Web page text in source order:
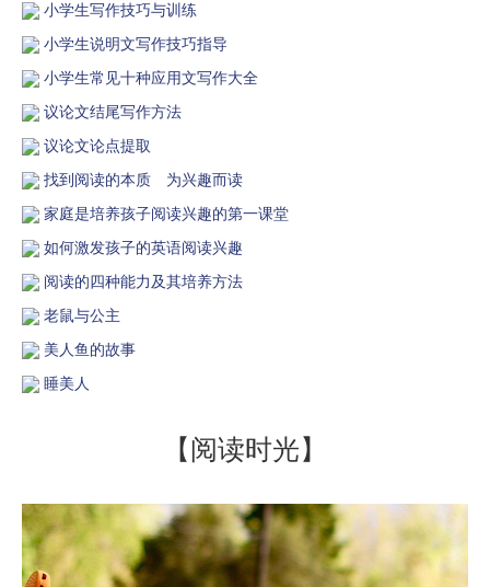
小学生写作技巧与训练
小学生说明文写作技巧指导
小学生常见十种应用文写作大全
议论文结尾写作方法
议论文论点提取
找到阅读的本质 为兴趣而读
家庭是培养孩子阅读兴趣的第一课堂
如何激发孩子的英语阅读兴趣
阅读的四种能力及其培养方法
老鼠与公主
美人鱼的故事
睡美人
【阅读时光】